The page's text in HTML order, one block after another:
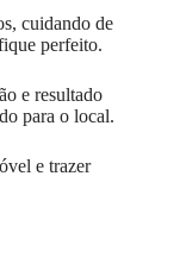
cuidando de
perfeito.
e resultado
para o local.
e trazer